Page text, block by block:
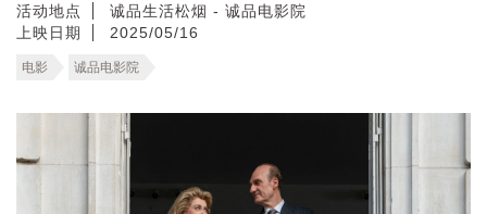
活动地点
诚品生活松烟 - 诚品电影院
上映日期
2025/05/16
电影 诚品电影院